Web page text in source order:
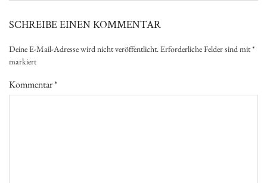
SCHREIBE EINEN KOMMENTAR
Deine E-Mail-Adresse wird nicht veröffentlicht.Erforderliche Felder sind mit*
markiert
Kommentar*